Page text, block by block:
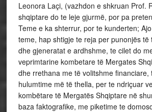
Leonora Laçi, (vazhdon e shkruan Prof.
shqiptare do te leje gjurmë, por pa
Teme e ka shterrur, por te kunderten;
teme, hap shtigje te reja per punonjës të
dhe gjeneratat e ardhshme, te cilet do
veprimtarine kombetare të Mergates
dhe rrethana me të volitshme financiare,
hulumtime më të thella, per te ndriçuar
kombëtare të Mergatës Shqiptare në
baza faktografike, me piketime te